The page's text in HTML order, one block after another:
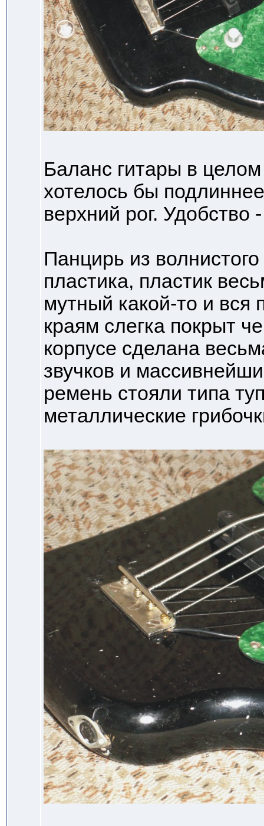
Баланс гитары в
хотелось бы
верхний рог. Удобство
Панцирь из
пластика, пластик
мутный какой-то и вся
краям слегка покрыт
корпусе сделана
звучков и
ремень стояли типа
металлические